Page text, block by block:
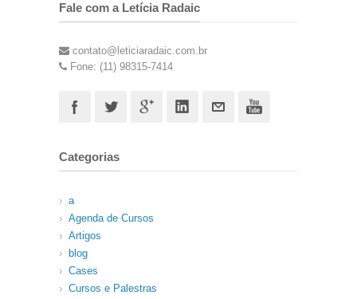
Fale com a Letícia Radaic
contato@leticiaradaic.com.br
Fone: (11) 98315-7414
Categorias
a
Agenda de Cursos
Artigos
blog
Cases
Cursos e Palestras